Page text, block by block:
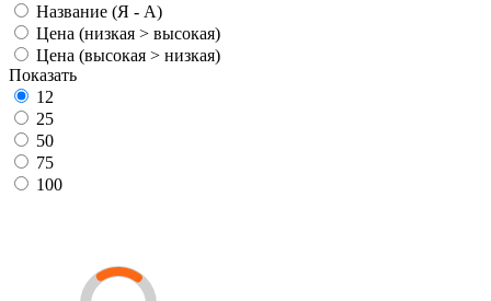
Название (Я - А)
Цена (низкая > высокая)
Цена (высокая > низкая)
Показать
12
25
50
75
100